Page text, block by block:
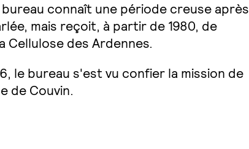
connaît une période creuse après
mais reçoit, à partir de 1980, de
Cellulose des Ardennes.
le bureau s'est vu confier la mission de
de Couvin.